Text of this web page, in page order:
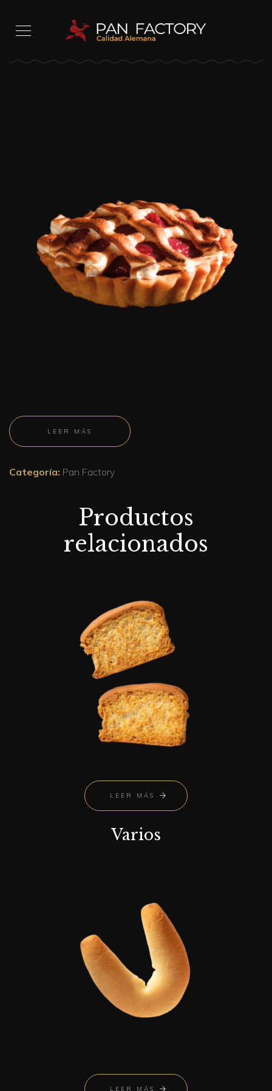
LEER MÁS
Categoría: Pan Factory
Productos
relacionados
LEER MÁS
Varios
LEER MÁS